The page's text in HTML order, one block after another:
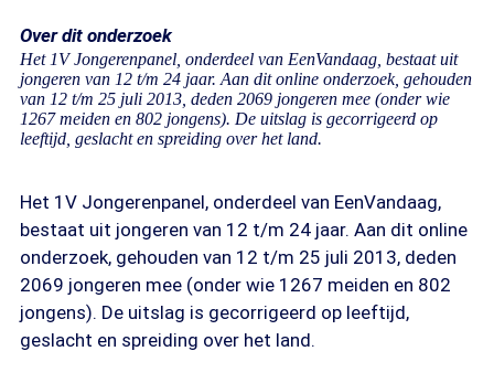
Over dit onderzoek
Het 1V Jongerenpanel, onderdeel van EenVandaag, bestaat uit
jongeren van 12 t/m 24 jaar. Aan dit online onderzoek, gehouden
van 12 t/m 25 juli 2013, deden 2069 jongeren mee (onder wie
1267 meiden en 802 jongens). De uitslag is gecorrigeerd op
leeftijd, geslacht en spreiding over het land.
Het 1V Jongerenpanel, onderdeel van EenVandaag,
bestaat uit jongeren van 12 t/m 24 jaar. Aan dit online
onderzoek, gehouden van 12 t/m 25 juli 2013, deden
2069 jongeren mee (onder wie 1267 meiden en 802
jongens). De uitslag is gecorrigeerd op leeftijd,
geslacht en spreiding over het land.